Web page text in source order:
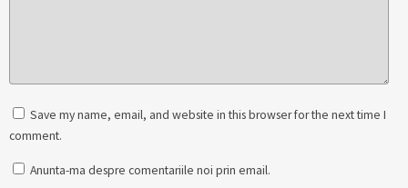
Save my name, email, and website in this browser for the next time I
comment.
Anunta-ma despre comentariile noi prin email.